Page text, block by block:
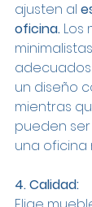
ajusten al
oficina. Los
un diseño
mientras
pueden
una oficina
4. Calidad: